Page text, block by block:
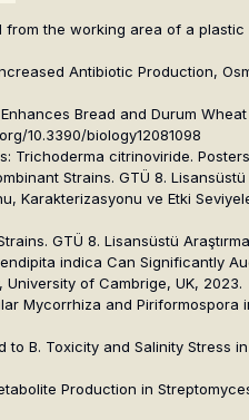
the working area of a
Antibiotic Production,
Bread and Durum
10.3390/biology12081098
Trichoderma citrinoviride.
Strains. GTÜ 8. Lisansüstü
Karakterizasyonu ve Etki
GTÜ 8. Lisansüstü
indica Can Significantly
of Cambrige, UK, 2023.
Mycorrhiza and
to B. Toxicity and Salinity
Production in